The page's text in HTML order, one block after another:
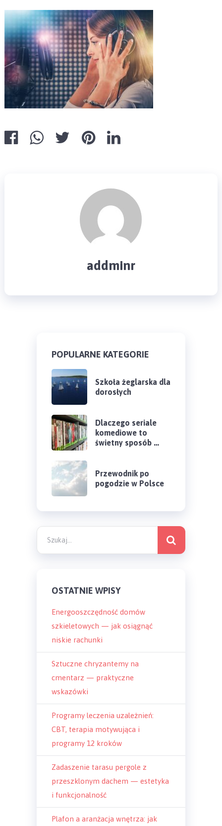
addminr
POPULARNE KATEGORIE
Szkoła żeglarska dla
dorosłych
Dlaczego seriale
komediowe to
świetny sposób …
Przewodnik po
pogodzie w Polsce
OSTATNIE WPISY
Energooszczędność domów
szkieletowych — jak osiągnąć
niskie rachunki
Sztuczne chryzantemy na
cmentarz — praktyczne
wskazówki
Programy leczenia uzależnień:
CBT, terapia motywująca i
programy 12 kroków
Zadaszenie tarasu pergole z
przeszklonym dachem — estetyka
i funkcjonalność
Plafon a aranżacja wnętrza: jak